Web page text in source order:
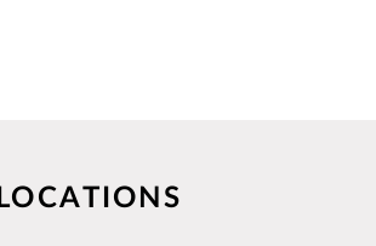
LOCATIONS